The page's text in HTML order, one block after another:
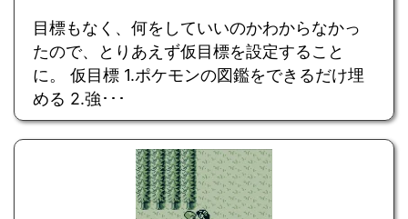
目標もなく、何をしていいのかわからなかっ
たので、とりあえず仮目標を設定すること
に。 仮目標 1.ポケモンの図鑑をできるだけ埋
める 2.強･･･